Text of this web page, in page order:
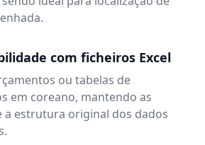
com ficheiros Excel
ou tabelas de
em coreano, mantendo as
a estrutura original dos dados